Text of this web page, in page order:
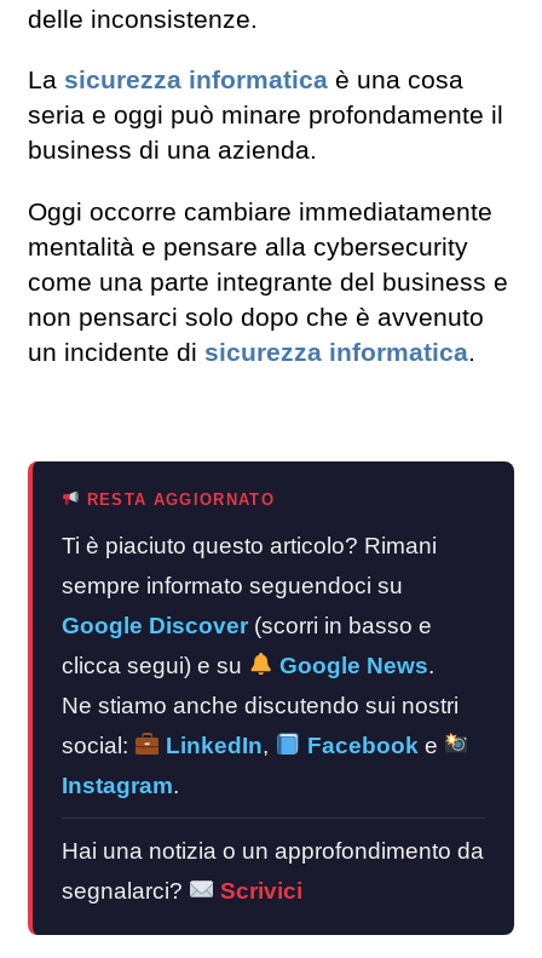
delle inconsistenze.
La sicurezza informatica è una cosa
seria e oggi può minare profondamente il
business di una azienda.
Oggi occorre cambiare immediatamente
mentalità e pensare alla cybersecurity
come una parte integrante del business e
non pensarci solo dopo che è avvenuto
un incidente di sicurezza informatica.
RESTA AGGIORNATO
Ti è piaciuto questo articolo? Rimani
sempre informato seguendoci su
Google Discover (scorri in basso e
clicca segui) e su
Google News.
Ne stiamo anche discutendo sui nostri
social:
LinkedIn, Facebook e
Instagram.
Hai una notizia o un approfondimento da
segnalarci?
Scrivici